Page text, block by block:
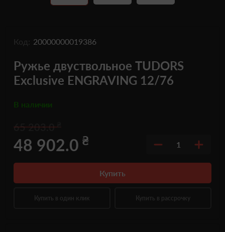
Код: 20000000019386
Ружье двуствольное TUDORS
Exclusive ENGRAVING 12/76
В наличии
65 203.0
48 902.0 ₴ 1
Купить
Купить в один клик Купить в рассрочку